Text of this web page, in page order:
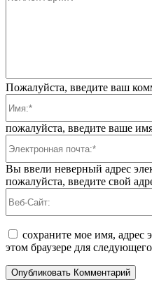
Пожалуйста, введите ваш
пожалуйста, введите ваше
Вы ввели неверный адрес
пожалуйста, введите свой
сохраните мое имя, адрес
этом браузере для